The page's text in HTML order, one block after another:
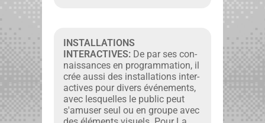
INSTALLATIONS
INTERACTIVES:De par ses con­
nais­sances en pro­gram­ma­tion, il
crée aus­si des instal­la­tions inter­
ac­tives pour divers événe­ments,
avec lesquelles le pub­lic peut
s'amuser seul ou en groupe avec